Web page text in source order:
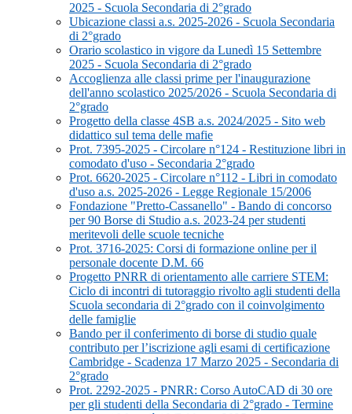
2025 - Scuola Secondaria di 2°grado
Ubicazione classi a.s. 2025-2026 - Scuola Secondaria
di 2°grado
Orario scolastico in vigore da Lunedì 15 Settembre
2025 - Scuola Secondaria di 2°grado
Accoglienza alle classi prime per l'inaugurazione
dell'anno scolastico 2025/2026 - Scuola Secondaria di
2°grado
Progetto della classe 4SB a.s. 2024/2025 - Sito web
didattico sul tema delle mafie
Prot. 7395-2025 - Circolare n°124 - Restituzione libri in
comodato d'uso - Secondaria 2°grado
Prot. 6620-2025 - Circolare n°112 - Libri in comodato
d'uso a.s. 2025-2026 - Legge Regionale 15/2006
Fondazione "Pretto-Cassanello" - Bando di concorso
per 90 Borse di Studio a.s. 2023-24 per studenti
meritevoli delle scuole tecniche
Prot. 3716-2025: Corsi di formazione online per il
personale docente D.M. 66
Progetto PNRR di orientamento alle carriere STEM:
Ciclo di incontri di tutoraggio rivolto agli studenti della
Scuola secondaria di 2°grado con il coinvolgimento
delle famiglie
Bando per il conferimento di borse di studio quale
contributo per l’iscrizione agli esami di certificazione
Cambridge - Scadenza 17 Marzo 2025 - Secondaria di
2°grado
Prot. 2292-2025 - PNRR: Corso AutoCAD di 30 ore
per gli studenti della Secondaria di 2°grado - Termine